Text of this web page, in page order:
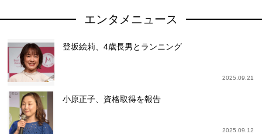
エンタメニュース
登坂絵莉、4歳長男とランニング
2025.09.21
小原正子、資格取得を報告
2025.09.12